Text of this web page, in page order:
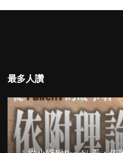
最多人讚